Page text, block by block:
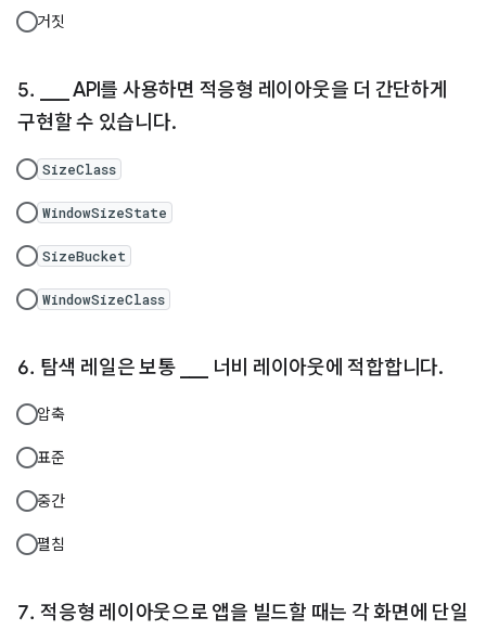
거짓
___ API를 사용하면 적응형 레이아웃을 더 간단하게
구현할 수 있습니다.
SizeClass
WindowSizeState
SizeBucket
WindowSizeClass
탐색 레일은 보통 ___ 너비 레이아웃에 적합합니다.
압축
표준
중간
펼침
적응형 레이아웃으로 앱을 빌드할 때는 각 화면에 단일